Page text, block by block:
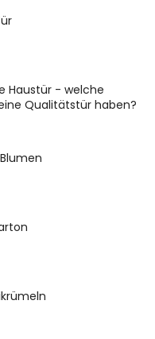
Haustür - welche
Qualitätstür haben?